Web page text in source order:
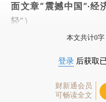
面文章“震撼中国”·经
轻”）
本文共计0
登录 后获取
财新通会员
可畅读全文